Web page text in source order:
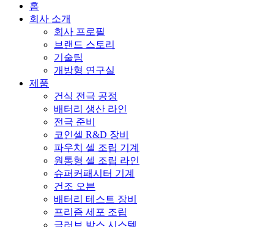
홈
회사 소개
회사 프로필
브랜드 스토리
기술팀
개방형 연구실
제품
건식 전극 공정
배터리 생산 라인
전극 준비
코인셀 R&D 장비
파우치 셀 조립 기계
원통형 셀 조립 라인
슈퍼커패시터 기계
건조 오븐
배터리 테스트 장비
프리즘 세포 조립
글러브 박스 시스템